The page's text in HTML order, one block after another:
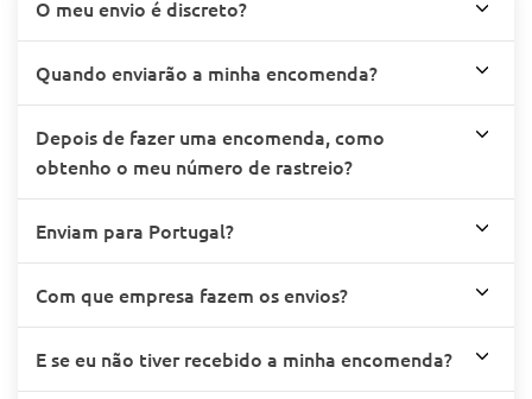
O meu envio é discreto?
Quando enviarão a minha encomenda?
Depois de fazer uma encomenda, como
obtenho o meu número de rastreio?
Enviam para Portugal?
Com que empresa fazem os envios?
E se eu não tiver recebido a minha encomenda?